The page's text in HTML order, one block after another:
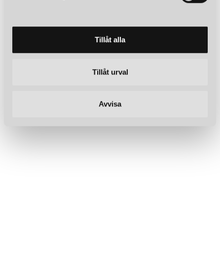
Tillåt alla
Tillåt urval
Avvisa